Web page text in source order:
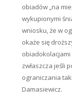
obiadów „na
wykupionymi
wniosku, że w
okaże się
zwłaszcza jeśli
ograniczania
Damasiewicz.